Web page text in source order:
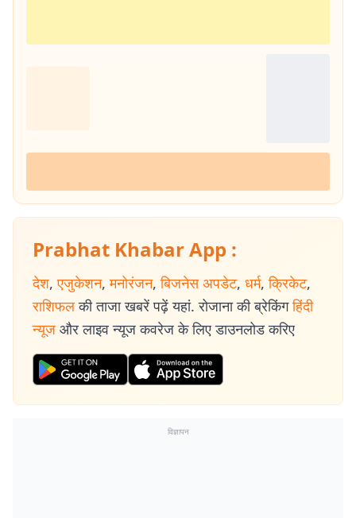
Prabhat Khabar App :
देश, एजुकेशन, मनोरंजन, बिजनेस अपडेट, धर्म, क्रिकेट,
राशिफल की ताजा खबरें पढ़ें यहां. रोजाना की ब्रेकिंग हिंदी
न्यूज और लाइव न्यूज कवरेज के लिए डाउनलोड करिए
विज्ञापन